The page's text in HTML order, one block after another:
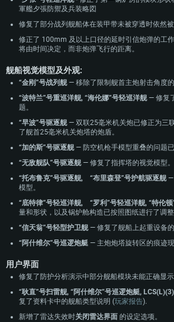
軍艦夕張防禦及兵装略図
修复了部分战列舰船体在装甲带未被穿透时依然被
修正了 100mm 及以上口径的延时引信炮弹的工
将由时间决定，而非炮弹飞行的距离。
舰船视觉模型及外观:
“金刚”号战列舰— 移除了限制舰首主炮射击角度的
“波特兰”号重巡洋舰, “海伦娜”号轻巡洋舰— 修复
题。
“早波”号驱逐舰— 双联25毫米机关炮已修正为三
了舰首25毫米机关炮塔的炮盾。
“加的斯”号驱逐舰— 防空机枪手模型重叠的问题已
“无敌舰队”号驱逐舰— 修复了指挥塔的视觉模型。
“托布鲁克”号驱逐舰, “布里森登”号护航驱逐舰—
模型。
“底特律”号轻巡洋舰, “罗利”号轻巡洋舰, “特伦
量和形状，以及锅炉舱构造已按照图纸进行了调整
“信天翁”号轻型护卫舰— 修复了舰船上起重设备的
“阿什维尔”号巡逻炮艇 — 主炮炮塔旋转区的痕迹
用户界面
修复了防护分析演示中部分舰船模块未能正确显示
“耿直”号扫雷舰, “阿什维尔”号巡逻炮艇,
复了资料卡中的舰船类型说明 (玩家报告).
新增了雷达失效时关闭雷达界面 的设定选项。